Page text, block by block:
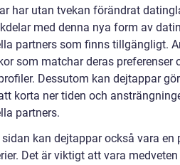
har utan tvekan förändrat
med denna nya form av
partners som finns tillgängligt.
som matchar deras preferenser
Dessutom kan dejtappar
korta ner tiden och
partners.
kan dejtappar också vara
Det är viktigt att vara